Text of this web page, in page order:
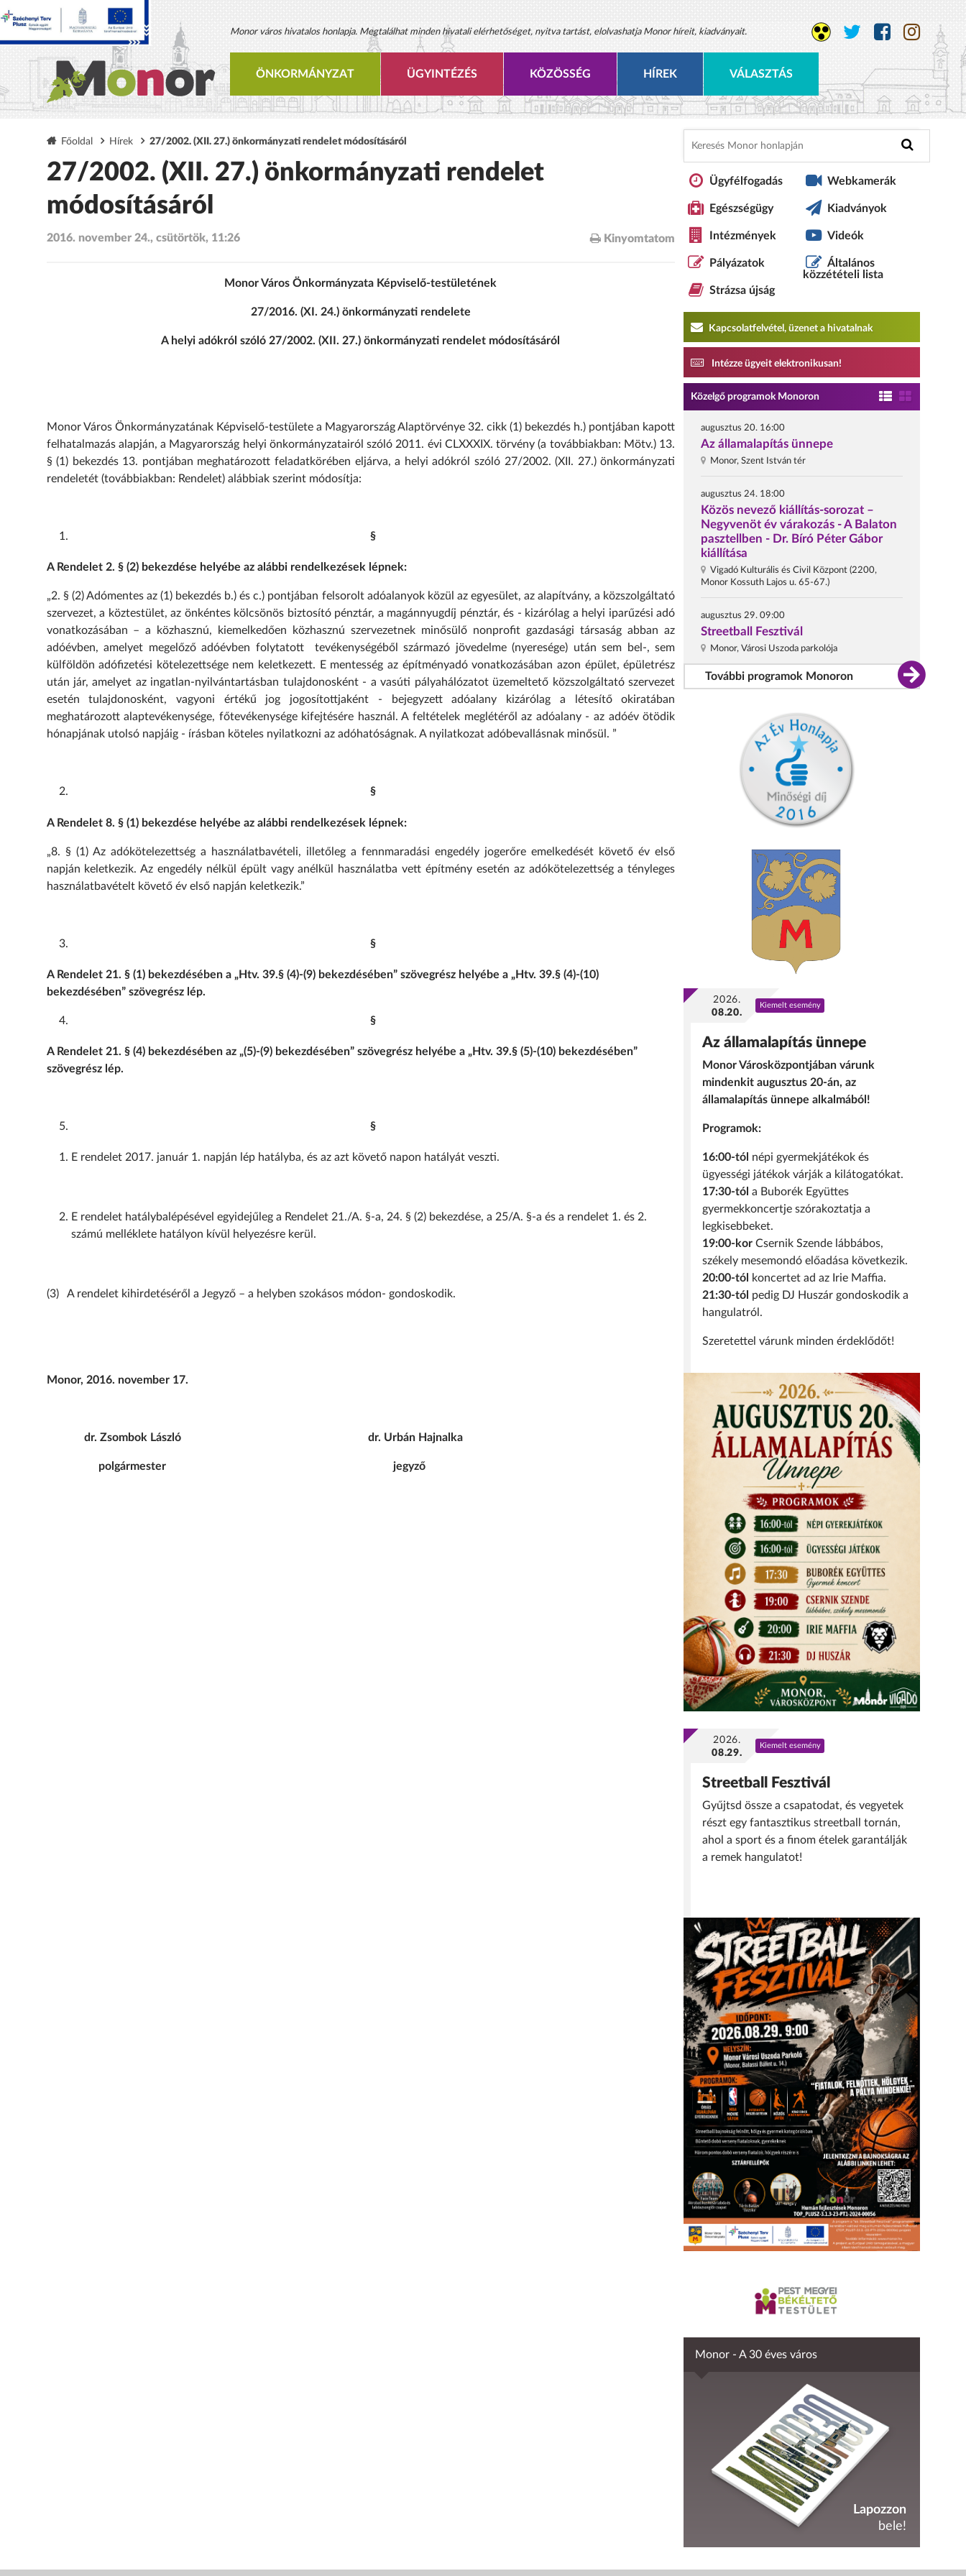
Monor város hivatalos honlapja. Megtalálhat minden hivatali elérhetőséget, nyitva tartást, elolvashatja Monor híreit, kiadványait.
ÖNKORMÁNYZAT ÜGYINTÉZÉS KÖZÖSSÉG HÍREK VÁLASZTÁS
Főoldal Hírek 27/2002. (XII. 27.) önkormányzati rendelet módosításáról
27/2002. (XII. 27.) önkormányzati rendelet
módosításáról
2016. november 24., csütörtök, 11:26 Kinyomtatom
Monor Város Önkormányzata Képviselő-testületének
27/2016. (XI. 24.) önkormányzati rendelete
A helyi adókról szóló 27/2002. (XII. 27.) önkormányzati rendelet módosításáról
Monor Város Önkormányzatának Képviselő-testülete a Magyarország Alaptörvénye 32. cikk (1) bekezdés h.) pontjában kapott
felhatalmazás alapján, a Magyarország helyi önkormányzatairól szóló 2011. évi CLXXXIX. törvény (a továbbiakban: Mötv.) 13.
§ (1) bekezdés 13. pontjában meghatározott feladatkörében eljárva, a helyi adókról szóló 27/2002. (XII. 27.) önkormányzati
rendeletét (továbbiakban: Rendelet) alábbiak szerint módosítja:
§
A Rendelet 2. § (2) bekezdése helyébe az alábbi rendelkezések lépnek:
„2. § (2) Adómentes az (1) bekezdés b.) és c.) pontjában felsorolt adóalanyok közül az egyesület, az alapítvány, a közszolgáltató
szervezet, a köztestület, az önkéntes kölcsönös biztosító pénztár, a magánnyugdíj pénztár, és - kizárólag a helyi iparűzési adó
vonatkozásában – a közhasznú, kiemelkedően közhasznú szervezetnek minősülő nonprofit gazdasági társaság abban az
adóévben, amelyet megelőző adóévben folytatott tevékenységéből származó jövedelme (nyeresége) után sem bel-, sem
külföldön adófizetési kötelezettsége nem keletkezett. E mentesség az építményadó vonatkozásában azon épület, épületrész
után jár, amelyet az ingatlan-nyilvántartásban tulajdonosként - a vasúti pályahálózatot üzemeltető közszolgáltató szervezet
esetén tulajdonosként, vagyoni értékű jog jogosítottjaként - bejegyzett adóalany kizárólag a létesítő okiratában
meghatározott alaptevékenysége, főtevékenysége kifejtésére használ. A feltételek meglétéről az adóalany - az adóév ötödik
hónapjának utolsó napjáig - írásban köteles nyilatkozni az adóhatóságnak. A nyilatkozat adóbevallásnak minősül. ”
§
A Rendelet 8. § (1) bekezdése helyébe az alábbi rendelkezések lépnek:
„8. § (1) Az adókötelezettség a használatbavételi, illetőleg a fennmaradási engedély jogerőre emelkedését követő év első
napján keletkezik. Az engedély nélkül épült vagy anélkül használatba vett építmény esetén az adókötelezettség a tényleges
használatbavételt követő év első napján keletkezik.”
§
A Rendelet 21. § (1) bekezdésében a „Htv. 39.§ (4)-(9) bekezdésében” szövegrész helyébe a „Htv. 39.§ (4)-(10)
bekezdésében” szövegrész lép.
§
A Rendelet 21. § (4) bekezdésében az „(5)-(9) bekezdésében” szövegrész helyébe a „Htv. 39.§ (5)-(10) bekezdésében”
szövegrész lép.
§
E rendelet 2017. január 1. napján lép hatályba, és az azt követő napon hatályát veszti.
E rendelet hatálybalépésével egyidejűleg a Rendelet 21./A. §-a, 24. § (2) bekezdése, a 25/A. §-a és a rendelet 1. és 2.
számú melléklete hatályon kívül helyezésre kerül.
(3) A rendelet kihirdetéséről a Jegyző – a helyben szokásos módon- gondoskodik.
Monor, 2016. november 17.
dr. Zsombok László dr. Urbán Hajnalka
polgármester jegyző
Ügyfélfogadás
Egészségügy
Intézmények
Pályázatok
Strázsa újság
Webkamerák
Kiadványok
Videók
Általános
közzétételi lista
Kapcsolatfelvétel, üzenet a hivatalnak
Intézze ügyeit elektronikusan!
Közelgő programok Monoron
augusztus 20. 16:00
Az államalapítás ünnepe
Monor, Szent István tér
augusztus 24. 18:00
Közös nevező kiállítás-sorozat –
Negyvenöt év várakozás - A Balaton
pasztellben - Dr. Bíró Péter Gábor
kiállítása
Vigadó Kulturális és Civil Központ (2200,
Monor Kossuth Lajos u. 65-67.)
augusztus 29. 09:00
Streetball Fesztivál
Monor, Városi Uszoda parkolója
További programok Monoron
2026.
08.20.
Kiemelt esemény
Az államalapítás ünnepe
Monor Városközpontjában várunk
mindenkit augusztus 20-án, az
államalapítás ünnepe alkalmából!
Programok:
16:00-tól népi gyermekjátékok és
ügyességi játékok várják a kilátogatókat.
17:30-tól a Buborék Együttes
gyermekkoncertje szórakoztatja a
legkisebbeket.
19:00-kor Csernik Szende lábbábos,
székely mesemondó előadása következik.
20:00-tól
koncertet ad az Irie Maffia.
21:30-tól pedig DJ Huszár gondoskodik a
hangulatról.
Szeretettel várunk minden érdeklődőt!
2026.
08.29.
Kiemelt esemény
Streetball Fesztivál
Gyűjtsd össze a csapatodat, és vegyetek
részt egy fantasztikus streetball tornán,
ahol a sport és a finom ételek garantálják
a remek hangulatot!
Monor - A 30 éves város
Lapozzon
bele!